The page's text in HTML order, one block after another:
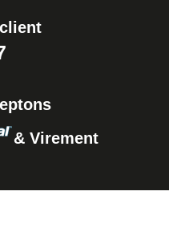
& Virement